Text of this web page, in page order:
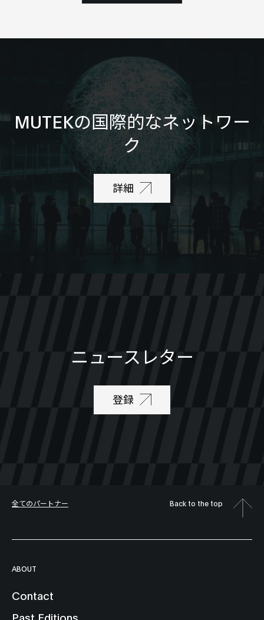
MUTEKの国際的なネットワー
ク
詳細
ニュースレター
登録
全てのパートナー Back to the top
ABOUT
Contact
Past Editions